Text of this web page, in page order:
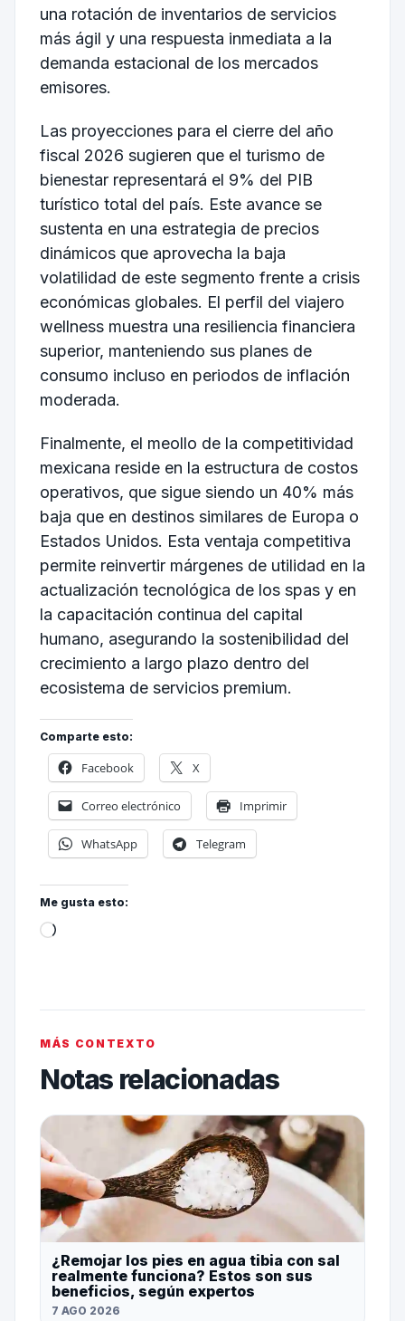
una rotación de inventarios de servicios
más ágil y una respuesta inmediata a la
demanda estacional de los mercados
emisores.
Las proyecciones para el cierre del año
fiscal 2026 sugieren que el turismo de
bienestar representará el 9% del PIB
turístico total del país. Este avance se
sustenta en una estrategia de precios
dinámicos que aprovecha la baja
volatilidad de este segmento frente a crisis
económicas globales. El perfil del viajero
wellness muestra una resiliencia financiera
superior, manteniendo sus planes de
consumo incluso en periodos de inflación
moderada.
Finalmente, el meollo de la competitividad
mexicana reside en la estructura de costos
operativos, que sigue siendo un 40% más
baja que en destinos similares de Europa o
Estados Unidos. Esta ventaja competitiva
permite reinvertir márgenes de utilidad en la
actualización tecnológica de los spas y en
la capacitación continua del capital
humano, asegurando la sostenibilidad del
crecimiento a largo plazo dentro del
ecosistema de servicios premium.
Comparte esto:
Facebook X
Correo electrónico Imprimir
WhatsApp Telegram
Me gusta esto:
MÁS CONTEXTO
Notas relacionadas
¿Remojar los pies en agua tibia con sal
realmente funciona? Estos son sus
beneficios, según expertos
7 AGO 2026